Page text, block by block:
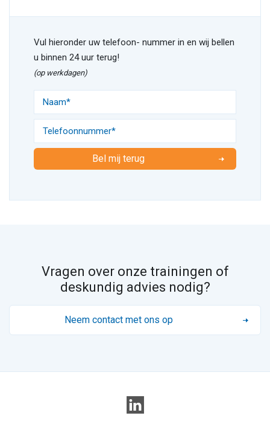
Vul hieronder uw telefoon- nummer in en wij bellen
u binnen 24 uur terug!
(op werkdagen)
Bel mij terug
Vragen over onze trainingen of
deskundig advies nodig?
Neem contact met ons op